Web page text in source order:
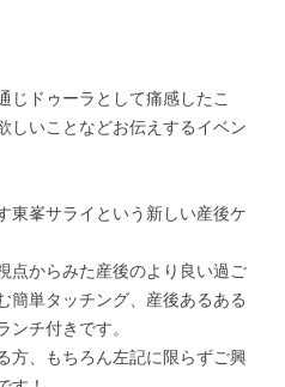
じドゥーラとして痛感したこ
しいことなどお伝えするイベン
東峯サライという新しい産後ケ
点からみた産後のより良い過ご
簡単タッチング、産後あるある
ンチ付きです。
方、もちろん左記に限らずご興